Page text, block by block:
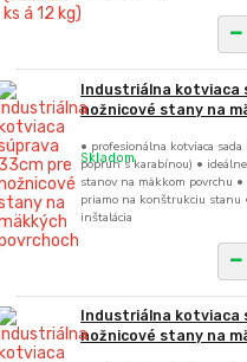
Industriálna kotviaca
nožnicové stany na
• profesionálna kotviaca
popruh s karabínou) •
stanov na mäkkom povrchu
priamo na konštrukciu stanu
inštalácia
Skladom
Industriálna kotviaca
nožnicové stany na